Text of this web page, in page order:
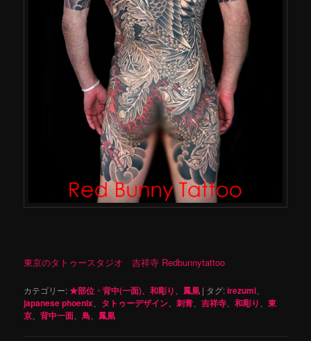
東京のタトゥースタジオ 吉祥寺 Redbunnytattoo
カテゴリー:★部位・背中(一面) 、和彫り 鳳凰 | タグ:irezumi
japanese phoenix タトゥーデザイン 、刺青 、吉祥寺 、和彫り 、東
京 、背中一面 、鳥 鳳凰